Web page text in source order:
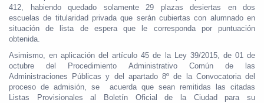
412, habiendo quedado solamente 29 plazas desiertas en dos
escuelas de titularidad privada que serán cubiertas con alumnado en
situación de lista de espera que le corresponda por puntuación
obtenida.
Asimismo, en aplicación del artículo 45 de la Ley 39/2015, de 01 de
octubre del Procedimiento Administrativo Común de las
Administraciones Públicas y del apartado 8º de la Convocatoria del
proceso de admisión, se acuerda que sean remitidas las citadas
Listas Provisionales al Boletín Oficial de la Ciudad para su